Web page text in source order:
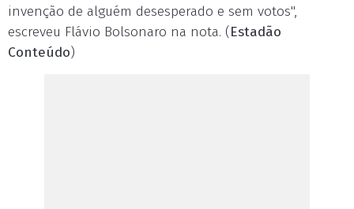
invenção de alguém desesperado e sem votos",
escreveu Flávio Bolsonaro na nota. (Estadão
Conteúdo)